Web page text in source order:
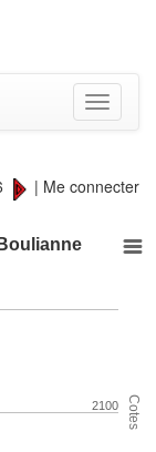
Toggle
| Me connecter
Cotes
2100